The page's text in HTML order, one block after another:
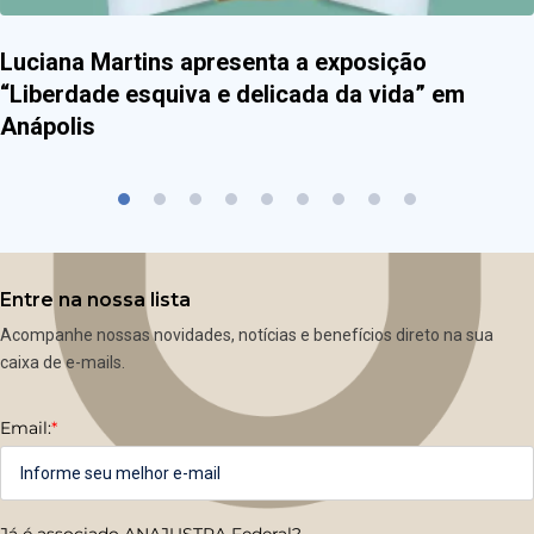
Luciana Martins apresenta a exposição
“Liberdade esquiva e delicada da vida” em
Anápolis
Entre na nossa lista
Acompanhe nossas novidades, notícias e benefícios direto na sua
caixa de e-mails.
Email:*